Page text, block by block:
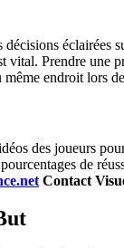
décisions éclairées
vital. Prendre une
endroit lors
des joueurs
de
Contact